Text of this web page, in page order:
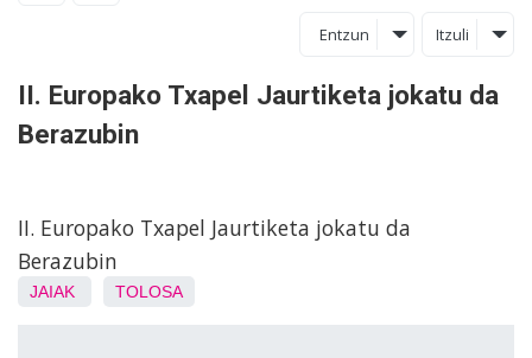
Entzun Itzuli
II. Europako Txapel Jaurtiketa jokatu da
Berazubin
II. Europako Txapel Jaurtiketa jokatu da
Berazubin
JAIAK TOLOSA